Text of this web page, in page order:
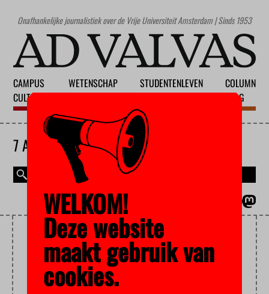
Onafhankelijke journalistiek over de Vrije Universiteit Amsterdam | Sinds 1953
CAMPUS
CULTUUR
WETENSCHAP
STUDENTENLEVEN
COLUMN
BLOG
7 AUGUSTUS 2026
TOERISME
WELKOM!
Deze website
maakt gebruik van
cookies.